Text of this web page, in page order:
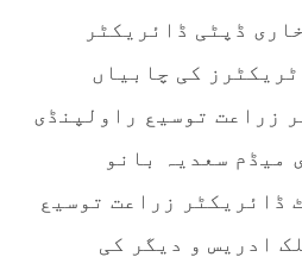
ڈپٹی ڈائریکٹر
کی چابیاں
زراعت توسیع راولپنڈی
میڈم سعدیہ بانو
ڈائریکٹر زراعت توسیع
ادریس و دیگر کی